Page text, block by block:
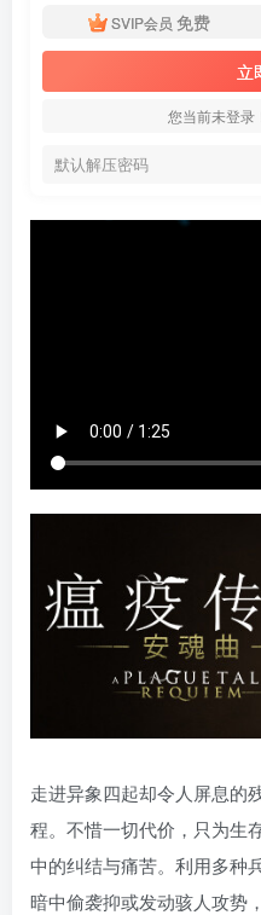
SVIP会员 免费
立
您当前未登录
默认解压密码
走进异象四起却令人屏息的
程。不惜一切代价，只为生
中的纠结与痛苦。利用多种
暗中偷袭抑或发动骇人攻势，